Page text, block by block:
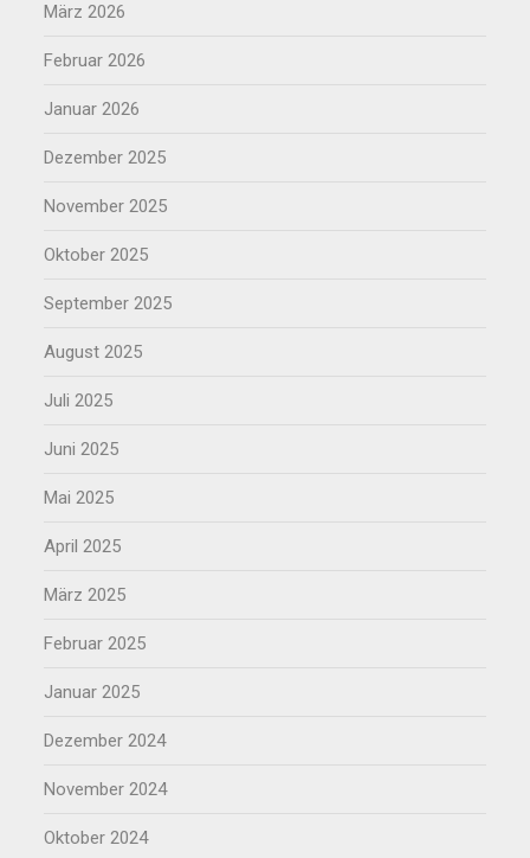
März 2026
Februar 2026
Januar 2026
Dezember 2025
November 2025
Oktober 2025
September 2025
August 2025
Juli 2025
Juni 2025
Mai 2025
April 2025
März 2025
Februar 2025
Januar 2025
Dezember 2024
November 2024
Oktober 2024